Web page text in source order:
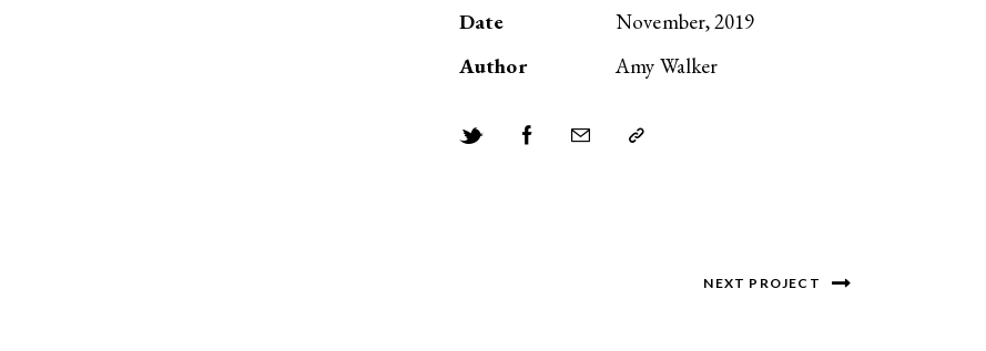
Date
November, 2019
Author
Amy Walker
NEXT PROJECT